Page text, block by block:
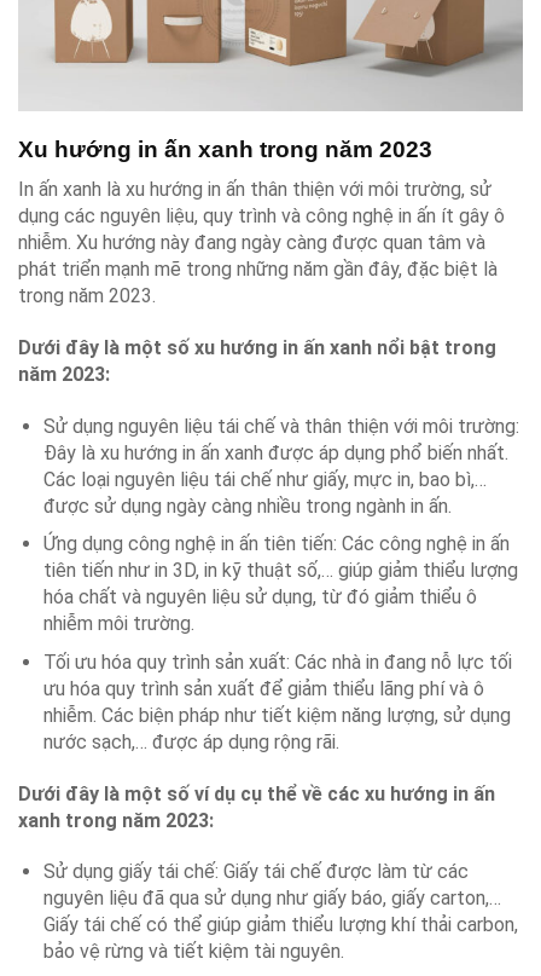
Xu hướng in ấn xanh trong năm 2023
In ấn xanh là xu hướng in ấn thân thiện với môi trường, sử
dụng các nguyên liệu, quy trình và công nghệ in ấn ít gây ô
nhiễm. Xu hướng này đang ngày càng được quan tâm và
phát triển mạnh mẽ trong những năm gần đây, đặc biệt là
trong năm 2023.
Dưới đây là một số xu hướng in ấn xanh nổi bật trong
năm 2023:
Sử dụng nguyên liệu tái chế và thân thiện với môi trường:
Đây là xu hướng in ấn xanh được áp dụng phổ biến nhất.
Các loại nguyên liệu tái chế như giấy, mực in, bao bì,…
được sử dụng ngày càng nhiều trong ngành in ấn.
Ứng dụng công nghệ in ấn tiên tiến: Các công nghệ in ấn
tiên tiến như in 3D, in kỹ thuật số,… giúp giảm thiểu lượng
hóa chất và nguyên liệu sử dụng, từ đó giảm thiểu ô
nhiễm môi trường.
Tối ưu hóa quy trình sản xuất: Các nhà in đang nỗ lực tối
ưu hóa quy trình sản xuất để giảm thiểu lãng phí và ô
nhiễm. Các biện pháp như tiết kiệm năng lượng, sử dụng
nước sạch,… được áp dụng rộng rãi.
Dưới đây là một số ví dụ cụ thể về các xu hướng in ấn
xanh trong năm 2023:
Sử dụng giấy tái chế: Giấy tái chế được làm từ các
nguyên liệu đã qua sử dụng như giấy báo, giấy carton,…
Giấy tái chế có thể giúp giảm thiểu lượng khí thải carbon,
bảo vệ rừng và tiết kiệm tài nguyên.